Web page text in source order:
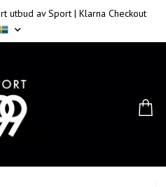
utbud av Sport | Klarna Checkout